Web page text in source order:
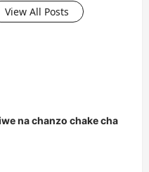
View All Posts
na chanzo chake cha